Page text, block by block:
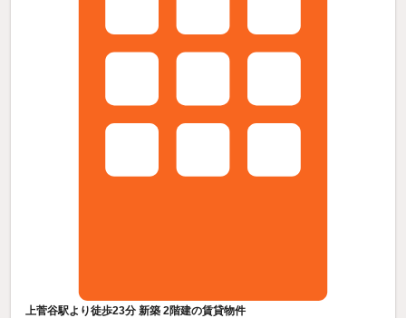
上菅谷駅より徒歩23分 新築 2階建の賃貸物件